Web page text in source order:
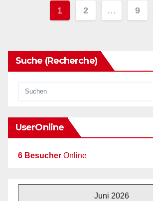
Beiträge
1 2 … 9
Suche (Recherche)
UserOnline
6 Besucher Online
Juni 2026